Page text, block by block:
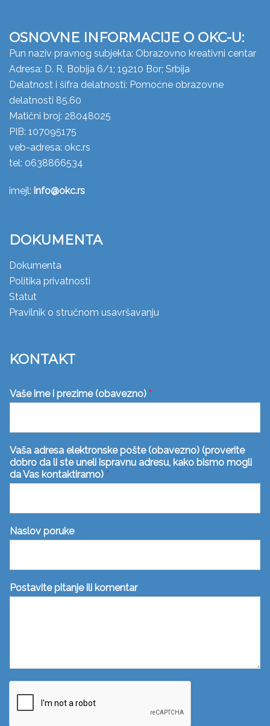
OSNOVNE INFORMACIJE O OKC-U:
Pun naziv pravnog subjekta: Obrazovno kreativni centar
Adresa: D. R. Bobija 6/1; 19210 Bor; Srbija
Delatnost i šifra delatnosti: Pomoćne obrazovne
delatnosti 85.60
Matični broj: 28048025
PIB: 107095175
veb-adresa: okc.rs
tel: 0638866534
imejl: info@okc.rs
DOKUMENTA
Dokumenta
Politika privatnosti
Statut
Pravilnik o stručnom usavršavanju
KONTAKT
Vaše ime i prezime (obavezno) *
Vaša adresa elektronske pošte (obavezno) (proverite
dobro da li ste uneli ispravnu adresu, kako bismo mogli
da Vas kontaktiramo) *
Naslov poruke
Postavite pitanje ili komentar